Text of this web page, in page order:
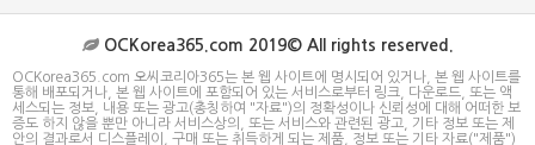
OCKorea365.com 2019© All rights reserved.
OCKorea365.com 오씨코리아365는 본 웹 사이트에 명시되어 있거나, 본 웹 사이트를
통해 배포되거나, 본 웹 사이트에 포함되어 있는 서비스로부터 링크, 다운로드, 또는 액
세스되는 정보, 내용 또는 광고(총칭하여 "자료")의 정확성이나 신뢰성에 대해 어떠한 보
증도 하지 않을 뿐만 아니라 서비스상의, 또는 서비스와 관련된 광고, 기타 정보 또는 제
안의 결과로서 디스플레이, 구매 또는 취득하게 되는 제품, 정보 또는 기타 자료("제품")